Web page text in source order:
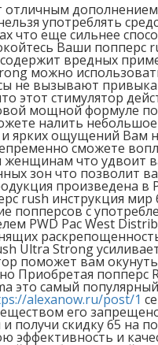
употреблять
еще сильнее
Ваши
вредных
можно
не вызывают
этот стимулятор
мощной формуле
налить
ярких ощущений
сможете
что удвоит
зон что
произведена
rush инструкция
с
PWD Pac West
Ultra Strong
поможет вам
попперс
это самый
alexanow.ru/post/1
его
скидку 65 на
эффективность и